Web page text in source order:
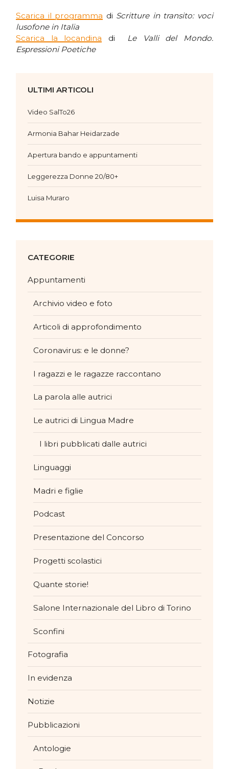
Scarica il programma di Scritture in transito: voci
lusofone in Italia
Scarica la locandina di Le Valli del Mondo.
Espressioni Poetiche
ULTIMI ARTICOLI
Video SalTo26
Armonia Bahar Heidarzade
Apertura bando e appuntamenti
Leggerezza Donne 20/80+
Luisa Muraro
CATEGORIE
Appuntamenti
Archivio video e foto
Articoli di approfondimento
Coronavirus: e le donne?
I ragazzi e le ragazze raccontano
La parola alle autrici
Le autrici di Lingua Madre
I libri pubblicati dalle autrici
Linguaggi
Madri e figlie
Podcast
Presentazione del Concorso
Progetti scolastici
Quante storie!
Salone Internazionale del Libro di Torino
Sconfini
Fotografia
In evidenza
Notizie
Pubblicazioni
Antologie